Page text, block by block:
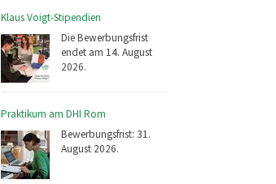
Klaus Voigt-Stipendien
Die Bewerbungsfrist
endet am 14. August
2026.
Praktikum am DHI Rom
Bewerbungsfrist: 31.
August 2026.